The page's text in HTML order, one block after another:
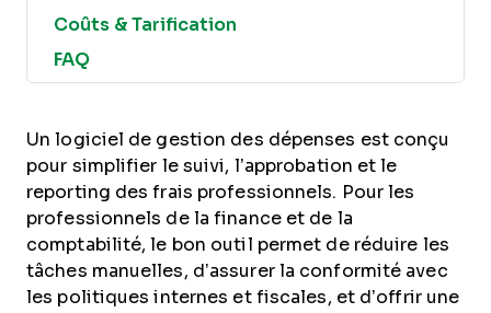
Coûts & Tarification
FAQ
Un logiciel de gestion des dépenses est conçu
pour simplifier le suivi, l’approbation et le
reporting des frais professionnels. Pour les
professionnels de la finance et de la
comptabilité, le bon outil permet de réduire les
tâches manuelles, d’assurer la conformité avec
les politiques internes et fiscales, et d’offrir une